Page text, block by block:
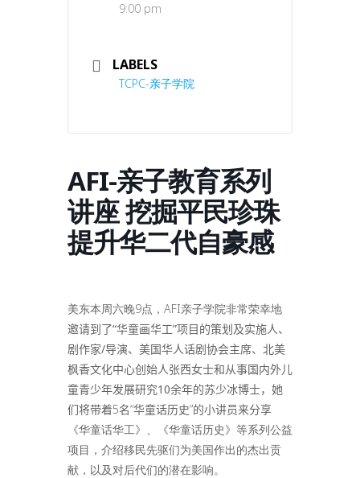
9:00 pm
LABELS
TCPC-亲子学院
AFI-亲子教育系列
讲座 挖掘平民珍珠
提升华二代自豪感
美东本周六晚9点，AFI亲子学院非常荣幸地
邀请到了“华童画华工”项目的策划及实施人、
剧作家/导演、美国华人话剧协会主席、北美
枫香文化中心创始人张西女士和从事国内外儿
童青少年发展研究10余年的苏少冰博士， 她
们将带着5名“华童话历史”的小讲员来分享
《华童话华工》、《华童话历史》等系列公益
项目，介绍移民先驱们为美国作出的杰出贡
献，以及对后代们的潜在影响。